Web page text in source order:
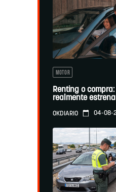
MOTOR
Renting o
realmente
OKDIARIO 04-08-